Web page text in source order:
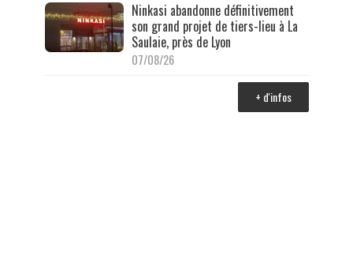
Ninkasi abandonne définitivement
son grand projet de tiers-lieu à La
Saulaie, près de Lyon
07/08/26
+ d'infos